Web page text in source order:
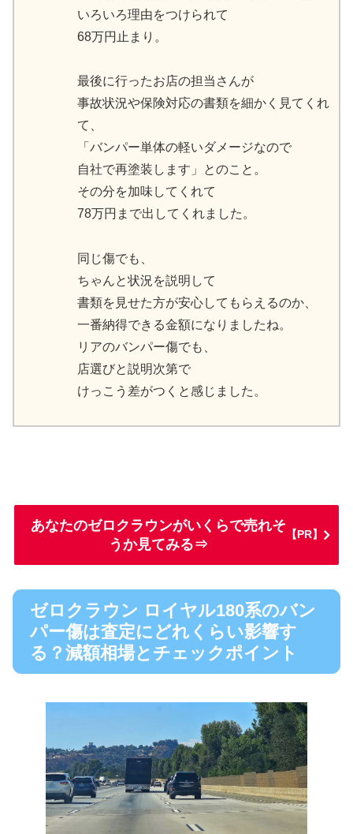
いろいろ理由をつけられて
68万円止まり。
最後に行ったお店の担当さんが
事故状況や保険対応の書類を細かく見てくれ
て、
「バンパー単体の軽いダメージなので
自社で再塗装します」とのこと。
その分を加味してくれて
78万円まで出してくれました。
同じ傷でも、
ちゃんと状況を説明して
書類を見せた方が安心してもらえるのか、
一番納得できる金額になりましたね。
リアのバンパー傷でも、
店選びと説明次第で
けっこう差がつくと感じました。
あなたのゼロクラウンがいくらで売れそ
うか見てみる⇒
【PR】
ゼロクラウン ロイヤル180系のバン
パー傷は査定にどれくらい影響す
る？減額相場とチェックポイント